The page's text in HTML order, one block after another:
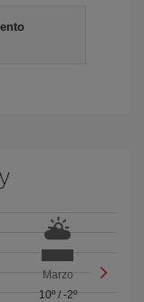
Marzo
10º/ -2º